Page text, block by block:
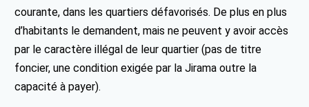
courante, dans les quartiers défavorisés. De plus en plus
d’habitants le demandent, mais ne peuvent y avoir accès
par le caractère illégal de leur quartier (pas de titre
foncier, une condition exigée par la Jirama outre la
capacité à payer).